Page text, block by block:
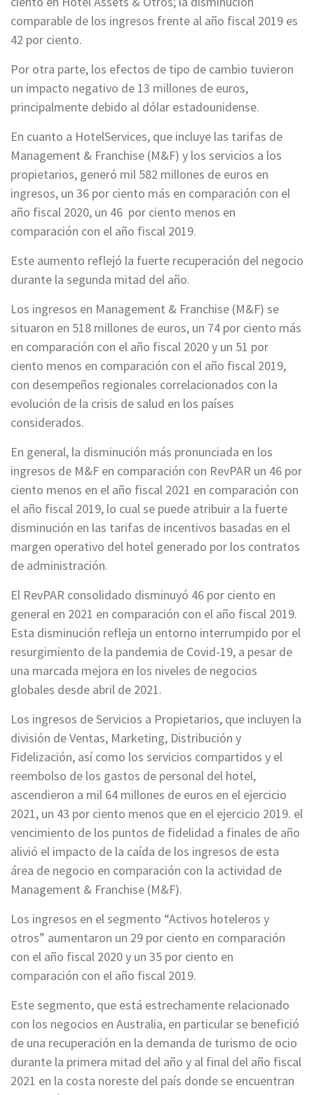
comparable de los ingresos frente al año fiscal 2019 es
42 por ciento.
Por otra parte, los efectos de tipo de cambio tuvieron
un impacto negativo de 13 millones de euros,
principalmente debido al dólar estadounidense.
En cuanto a HotelServices, que incluye las tarifas de
Management & Franchise (M&F) y los servicios a los
propietarios, generó mil 582 millones de euros en
ingresos, un 36 por ciento más en comparación con el
año fiscal 2020, un 46 por ciento menos en
comparación con el año fiscal 2019.
Este aumento reflejó la fuerte recuperación del negocio
durante la segunda mitad del año.
Los ingresos en Management & Franchise (M&F) se
situaron en 518 millones de euros, un 74 por ciento más
en comparación con el año fiscal 2020 y un 51 por
ciento menos en comparación con el año fiscal 2019,
con desempeños regionales correlacionados con la
evolución de la crisis de salud en los países
considerados.
En general, la disminución más pronunciada en los
ingresos de M&F en comparación con RevPAR un 46 por
ciento menos en el año fiscal 2021 en comparación con
el año fiscal 2019, lo cual se puede atribuir a la fuerte
disminución en las tarifas de incentivos basadas en el
margen operativo del hotel generado por los contratos
de administración.
El RevPAR consolidado disminuyó 46 por ciento en
general en 2021 en comparación con el año fiscal 2019.
Esta disminución refleja un entorno interrumpido por el
resurgimiento de la pandemia de Covid-19, a pesar de
una marcada mejora en los niveles de negocios
globales desde abril de 2021.
Los ingresos de Servicios a Propietarios, que incluyen la
división de Ventas, Marketing, Distribución y
Fidelización, así como los servicios compartidos y el
reembolso de los gastos de personal del hotel,
ascendieron a mil 64 millones de euros en el ejercicio
2021, un 43 por ciento menos que en el ejercicio 2019. el
vencimiento de los puntos de fidelidad a finales de año
alivió el impacto de la caída de los ingresos de esta
área de negocio en comparación con la actividad de
Management & Franchise (M&F).
Los ingresos en el segmento “Activos hoteleros y
otros” aumentaron un 29 por ciento en comparación
con el año fiscal 2020 y un 35 por ciento en
comparación con el año fiscal 2019.
Este segmento, que está estrechamente relacionado
con los negocios en Australia, en particular se benefició
de una recuperación en la demanda de turismo de ocio
durante la primera mitad del año y al final del año fiscal
2021 en la costa noreste del país donde se encuentran